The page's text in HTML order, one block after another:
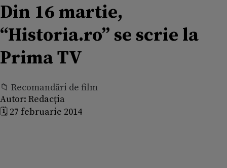
Din 16 martie,
“Historia.ro” se scrie la
Prima TV
📁 Recomandări de film
Autor: Redacția
🗓️ 27 februarie 2014